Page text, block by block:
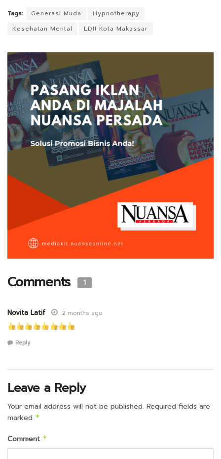
Tags: Generasi Muda
Hypnotherapy
Kesehatan Mental
LDII Kota Makassar
Comments 1
Novita Latif 2 months ago
Reply
Leave a Reply
Your email address will not be published. Required fields are
marked *
Comment *